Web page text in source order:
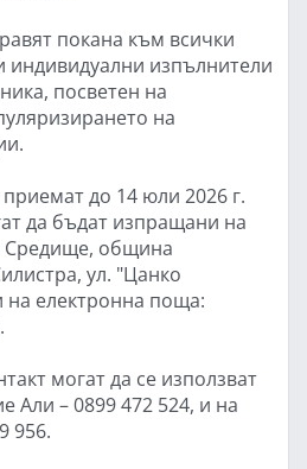
покана към всички
индивидуални изпълнители
посветен на
на
приемат до 14 юли 2026 г.
да бъдат изпращани на
Средище, община
ул. "Цанко
електронна поща:
могат да се използват
Али – 0899 472 524, и на
956.